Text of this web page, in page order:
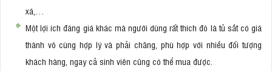
xá,…
Một lợi ích đáng giá khác mà người dùng rất thích đó là tủ sắt có giá
thành vô cùng hợp lý và phải chăng, phù hợp với nhiều đối tượng
khách hàng, ngay cả sinh viên cũng có thể mua được.